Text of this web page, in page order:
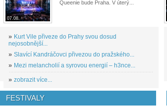
07.08.
Queenie bude Praha. V úterý...
» Kurt Vile přiveze do Prahy svou dosud
nejosobnější...
» Slavící Kandráčovci přivezou do pražského...
» Mezi melancholií a syrovou energií – h3nce...
» zobrazit více...
FESTIVALY